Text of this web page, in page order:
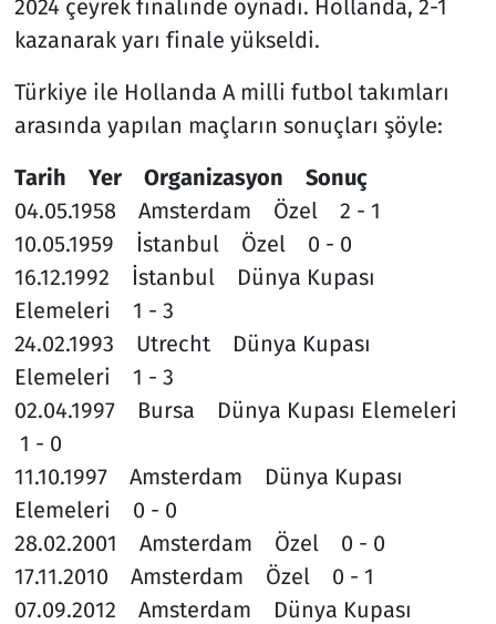
2024 çeyrek finalinde oynadı. Hollanda, 2-1
kazanarak yarı finale yükseldi.
Türkiye ile Hollanda A milli futbol takımları
arasında yapılan maçların sonuçları şöyle:
Tarih Yer Organizasyon Sonuç
04.05.1958 Amsterdam Özel 2 - 1
10.05.1959 İstanbul Özel 0 - 0
16.12.1992 İstanbul Dünya Kupası
Elemeleri 1 - 3
24.02.1993 Utrecht Dünya Kupası
Elemeleri 1 - 3
02.04.1997 Bursa Dünya Kupası Elemeleri
1 - 0
11.10.1997 Amsterdam Dünya Kupası
Elemeleri 0 - 0
28.02.2001 Amsterdam Özel 0 - 0
17.11.2010 Amsterdam Özel 0 - 1
07.09.2012 Amsterdam Dünya Kupası